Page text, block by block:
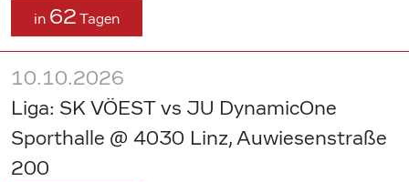
in 62 Tagen
10.10.2026
Liga: SK VÖEST vs JU DynamicOne
Sporthalle @ 4030 Linz, Auwiesenstraße
200